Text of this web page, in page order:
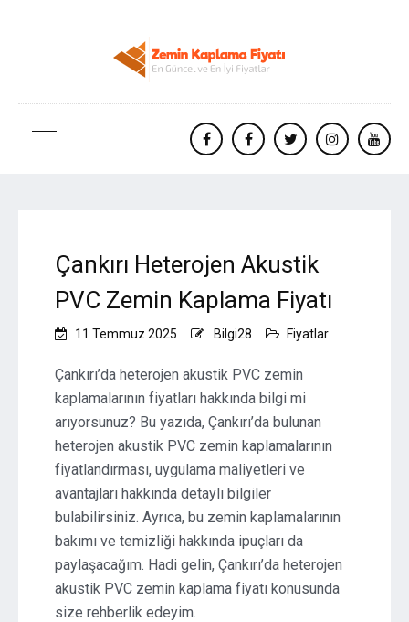
facebookFacebooktwitterinstagram
Çankırı Heterojen Akustik
PVC Zemin Kaplama Fiyatı
11 Temmuz 2025 Bilgi28 Fiyatlar
Çankırı’da heterojen akustik PVC zemin
kaplamalarının fiyatları hakkında bilgi mi
arıyorsunuz? Bu yazıda, Çankırı’da bulunan
heterojen akustik PVC zemin kaplamalarının
fiyatlandırması, uygulama maliyetleri ve
avantajları hakkında detaylı bilgiler
bulabilirsiniz. Ayrıca, bu zemin kaplamalarının
bakımı ve temizliği hakkında ipuçları da
paylaşacağım. Hadi gelin, Çankırı’da heterojen
akustik PVC zemin kaplama fiyatı konusunda
size rehberlik edeyim.